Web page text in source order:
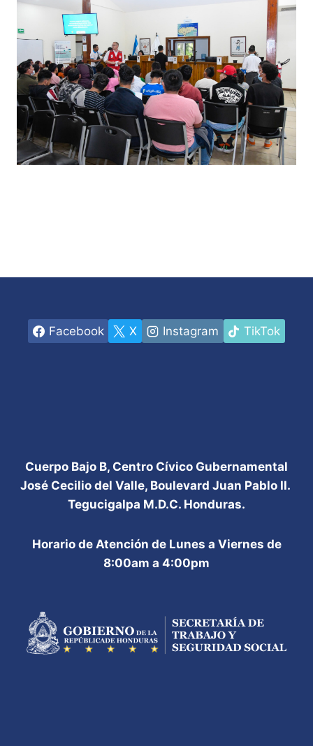
Facebook X Instagram TikTok
Cuerpo Bajo B, Centro Cívico Gubernamental
José Cecilio del Valle, Boulevard Juan Pablo II.
Tegucigalpa M.D.C. Honduras.
Horario de Atención de Lunes a Viernes de
8:00am a 4:00pm